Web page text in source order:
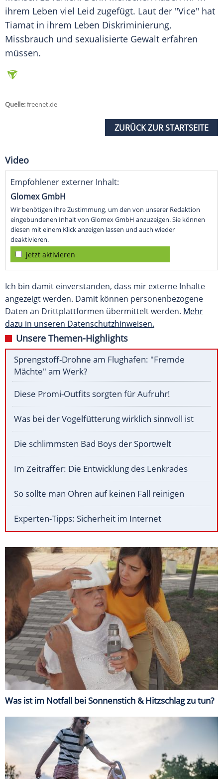
ihrem Leben viel Leid zugefügt. Laut der "Vice" hat
Tiamat in ihrem Leben Diskriminierung,
Missbrauch und sexualisierte Gewalt erfahren
müssen.
Quelle:freenet.de
ZURÜCK ZUR STARTSEITE
Video
Empfohlener externer Inhalt:
Glomex GmbH
Wir benötigen Ihre Zustimmung, um den von unserer Redaktion
eingebundenen Inhalt von Glomex GmbH anzuzeigen. Sie können
diesen mit einem Klick anzeigen lassen und auch wieder
deaktivieren.
jetzt aktivieren
Ich bin damit einverstanden, dass mir externe Inhalte
angezeigt werden. Damit können personenbezogene
Daten an Drittplattformen übermittelt werden. Mehr
dazu in unseren Datenschutzhinweisen.
Unsere Themen-Highlights
Sprengstoff-Drohne am Flughafen: "Fremde
Mächte" am Werk?
Diese Promi-Outfits sorgten für Aufruhr!
Was bei der Vogelfütterung wirklich sinnvoll ist
Die schlimmsten Bad Boys der Sportwelt
Im Zeitraffer: Die Entwicklung des Lenkrades
So sollte man Ohren auf keinen Fall reinigen
Experten-Tipps: Sicherheit im Internet
Was ist im Notfall bei Sonnenstich & Hitzschlag zu tun?